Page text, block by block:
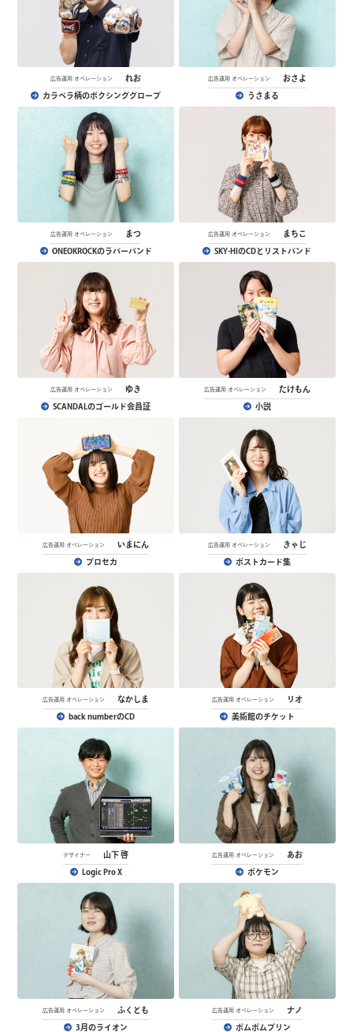
広告運用 オペレーション れお
カラベラ柄のボクシンググローブ
広告運用 オペレーション おさよ
うさまる
広告運用 オペレーション まつ
ONEOKROCKのラバーバンド
広告運用 オペレーション まちこ
SKY-HIのCDとリストバンド
広告運用 オペレーション ゆき
SCANDALのゴールド会員証
広告運用 オペレーション たけもん
小説
広告運用 オペレーション いまにん
プロセカ
広告運用 オペレーション きゃじ
ポストカード集
広告運用 オペレーション なかしま
back numberのCD
広告運用 オペレーション リオ
美術館のチケット
デザイナー 山下 啓
Logic Pro X
広告運用 オペレーション あお
ポケモン
広告運用 オペレーション ふくとも
3月のライオン
広告運用 オペレーション ナノ
ポムポムプリン